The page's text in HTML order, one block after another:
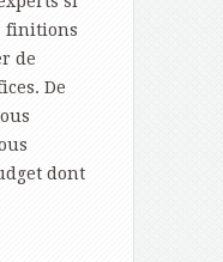
finitions
de
De
dont